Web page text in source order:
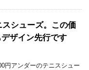
シューズ。この価
ザイン先行です
円アンダーのテニスシュー